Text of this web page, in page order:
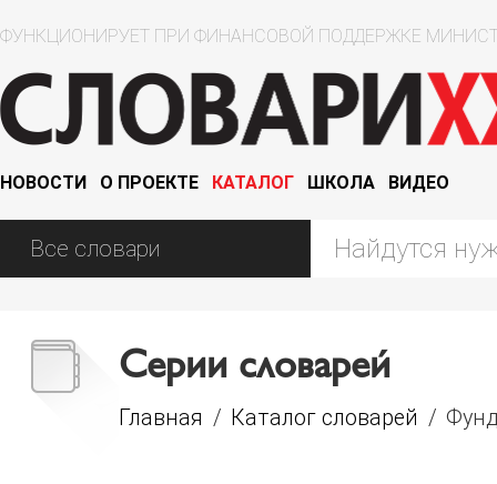
ФУНКЦИОНИРУЕТ ПРИ ФИНАНСОВОЙ ПОДДЕРЖКЕ
НОВОСТИ О ПРОЕКТЕ КАТАЛОГ ШКОЛА ВИДЕО
Серии словарей
Главная / Каталог словарей /